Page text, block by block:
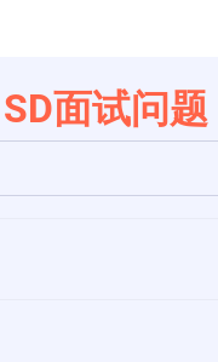
面试问题